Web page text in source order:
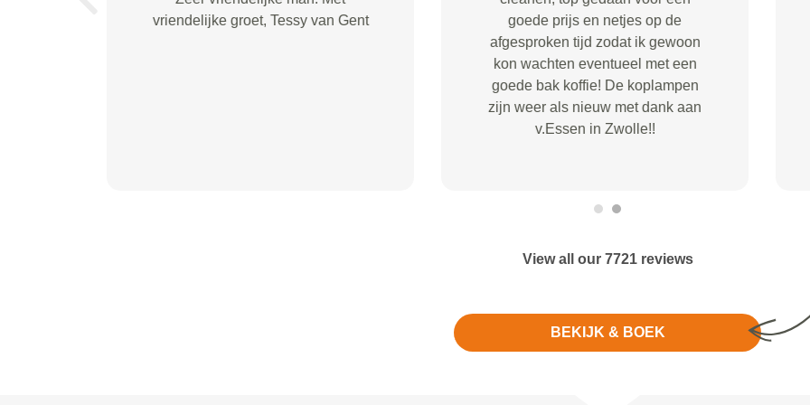
klantvriendelijk is en goed
meedenkt en zeer fijne service
geeft. Hartelijk dank.
View all our 7721 reviews
BEKIJK & BOEK